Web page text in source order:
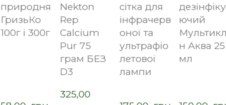
природня
ГризьКо
100г і 300г
Nekton
Rep
Calcium
Pur 75
грам БЕЗ
D3
325,00
сітка для
інфрачерв
оної та
ультрафіо
летової
лампи
дезінфіку
ючий
н Аква 25
мл